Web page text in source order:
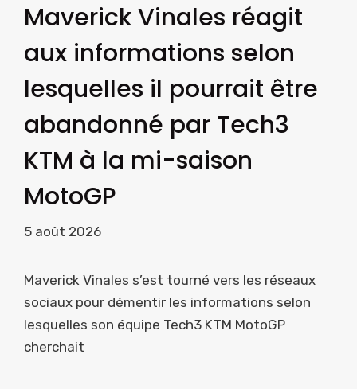
Maverick Vinales réagit
aux informations selon
lesquelles il pourrait être
abandonné par Tech3
KTM à la mi-saison
MotoGP
5 août 2026
Maverick Vinales s’est tourné vers les réseaux
sociaux pour démentir les informations selon
lesquelles son équipe Tech3 KTM MotoGP
cherchait